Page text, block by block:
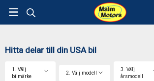
Hitta delar till din USA bil
1. Välj
bilmärke
2. Välj modell
3. Välj
årsmodell